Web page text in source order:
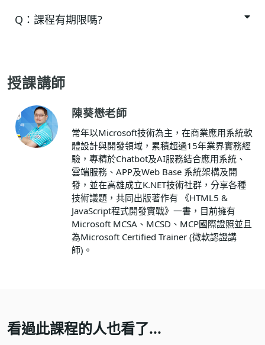
Q： 課程有期限嗎?
授課講師
陳葵懋老師
常年以Microsoft技術為主，在商業應用系統軟
體設計與開發領域，累積超過15年業界實務經
驗，專精於Chatbot及AI服務結合應用系統、
雲端服務、APP及Web Base 系統架構及開
發，並在高雄成立K.NET技術社群，分享各種
技術議題，共同出版著作有 《HTML5 &
JavaScript程式開發實戰》一書，目前擁有
Microsoft MCSA、MCSD、MCP國際證照並且
為Microsoft Certified Trainer (微軟認證講
師)。
看過此課程的人也看了...